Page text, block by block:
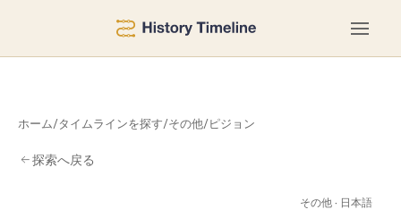
ホーム/タイムラインを探す/その他/ピジョン
探索へ戻る
その他 · 日本語